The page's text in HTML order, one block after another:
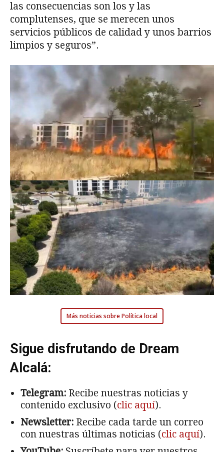
las consecuencias son los y las
complutenses, que se merecen unos
servicios públicos de calidad y unos barrios
limpios y seguros”.
Más noticias sobre Política local
Sigue disfrutando de Dream
Alcalá:
Telegram: Recibe nuestras noticias y
contenido exclusivo (clic aquí).
Newsletter: Recibe cada tarde un correo
con nuestras últimas noticias (clic aquí).